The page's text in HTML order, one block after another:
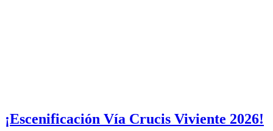
¡Escenificación Vía Crucis Viviente 2026!